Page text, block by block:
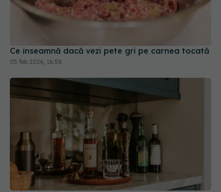
Ce înseamnă dacă vezi pete gri pe carnea tocată
Nu doar vinul se strică. Ce alcool își pierde
calitatea mult mai repede decât ai crede
16 mai 2026, 18:00